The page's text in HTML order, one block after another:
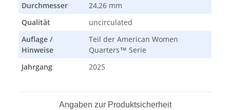
Durchmesser
24,26 mm
Qualität
uncirculated
Auflage /
Hinweise
Teil der American Women
Quarters™ Serie
Jahrgang
2025
Angaben zur Produktsicherheit